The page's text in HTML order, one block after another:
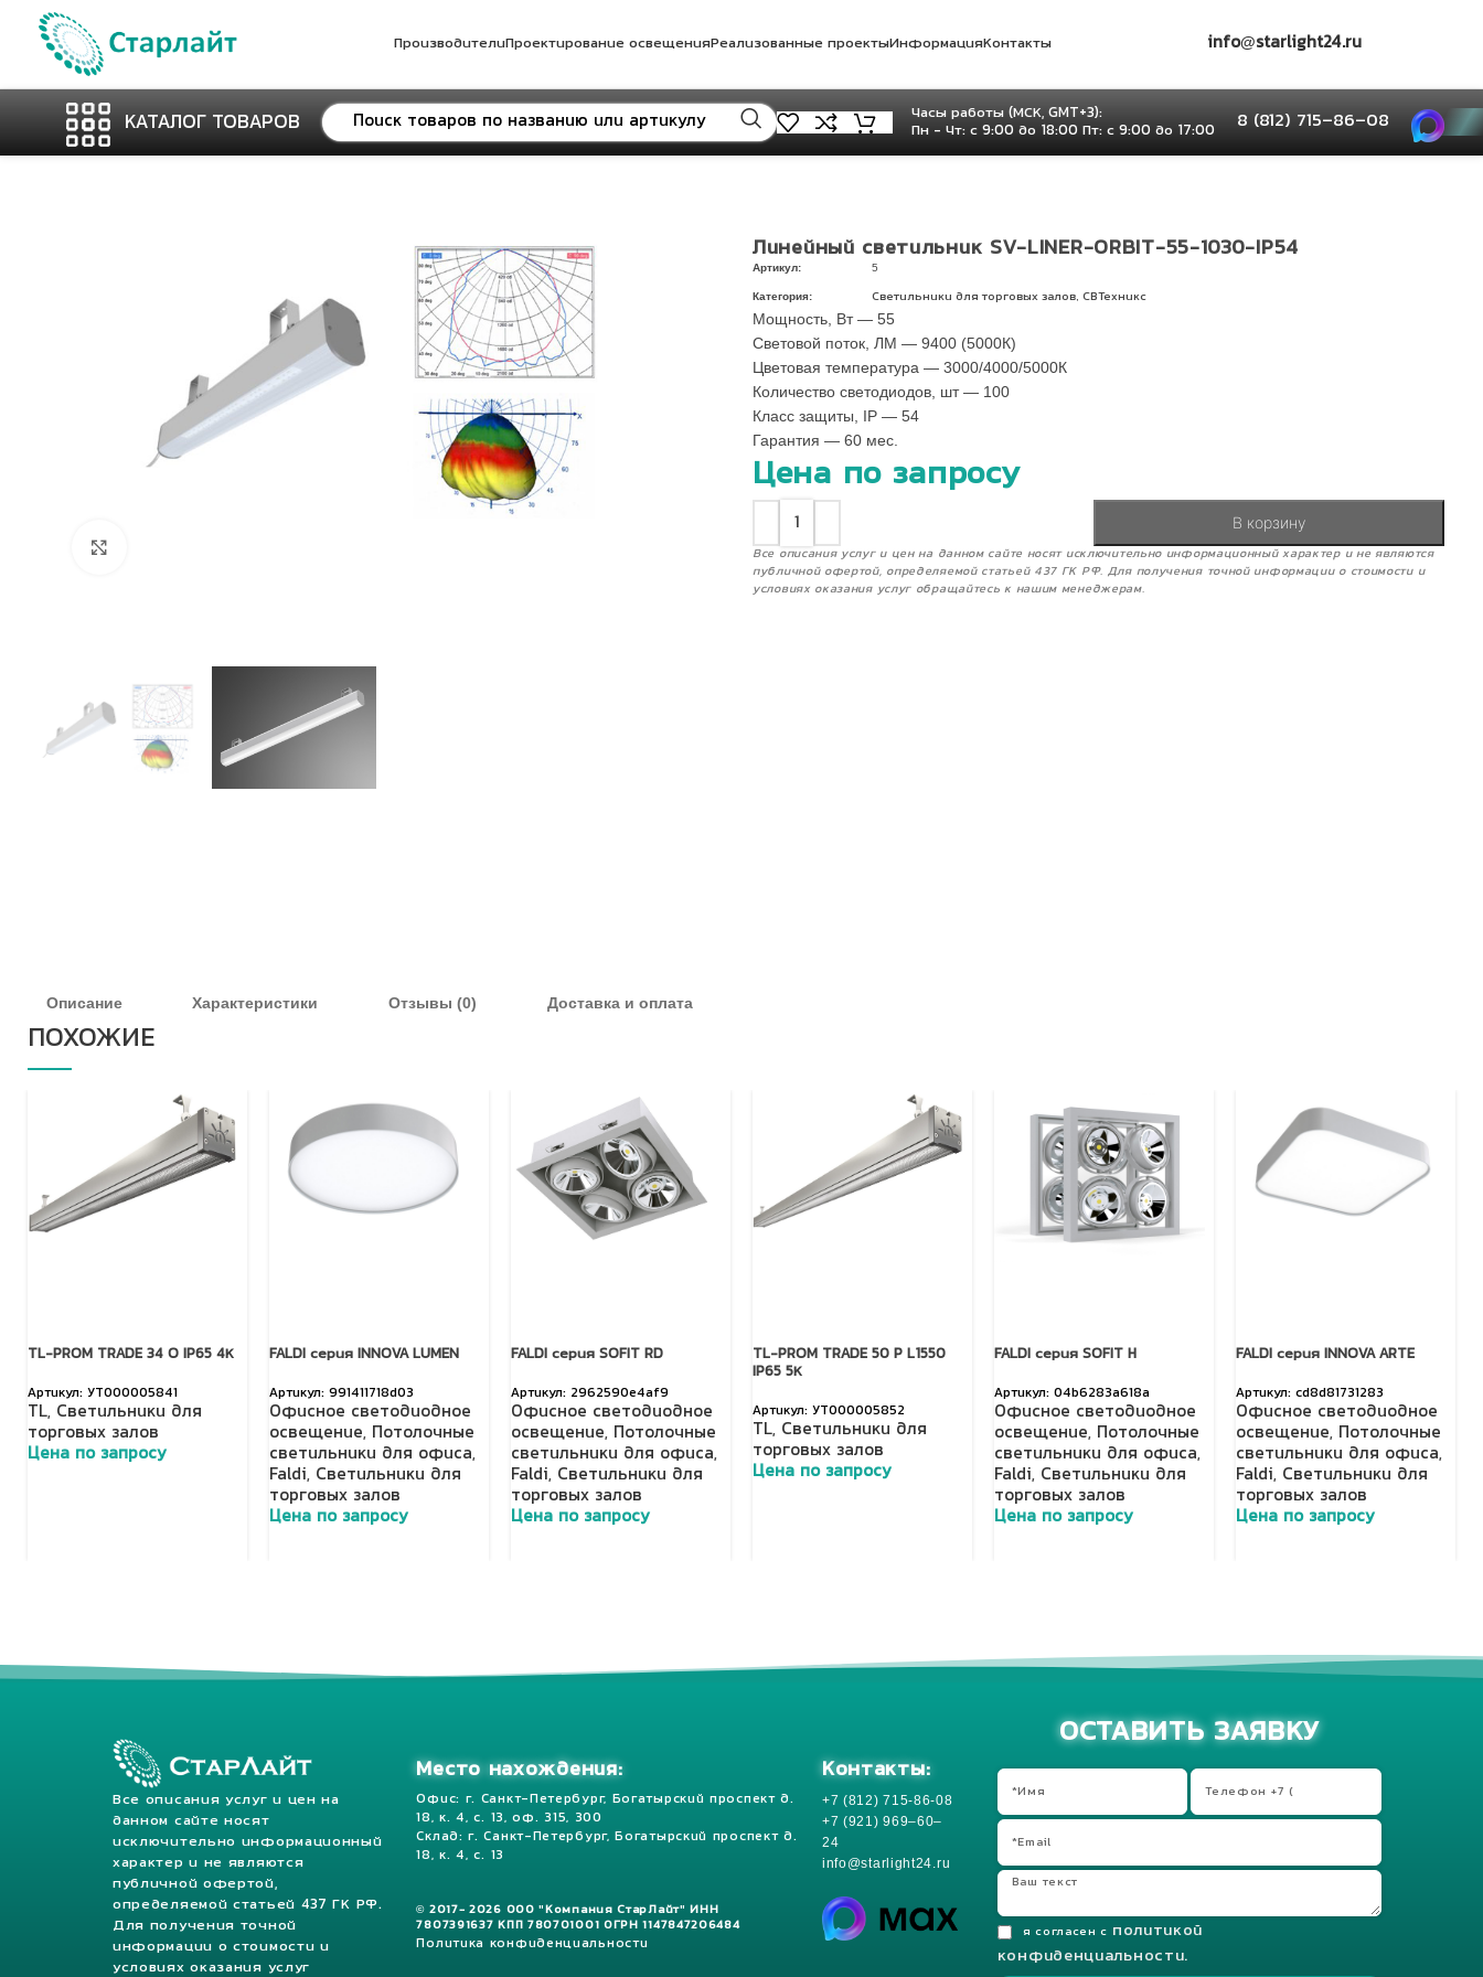
ПроизводителиПроектирование освещенияРеализованные проектыИнформацияКонтакты info@starlight24.ru
КАТАЛОГ ТОВАРОВ
Часы работы (МСК, GMT+3):
Пн - Чт: с 9:00 до 18:00 Пт: с 9:00 до 17:00
8 (812) 715–86–08
Линейный светильник SV-LINER-ORBIT-55-1030-IP54
Артикул: 5
Категория: Светильники для торговых залов СВТехникс
Мощность, Вт — 55
Световой поток, ЛМ — 9400 (5000К)
Цветовая температура — 3000/4000/5000К
Количество светодиодов, шт — 100
Класс защиты, IP — 54
Гарантия — 60 мес.
Цена по запросу
В корзину
Все описания услуг и цен на данном сайте носят исключительно информационный характер и не являются
публичной офертой, определяемой статьей 437 ГК РФ. Для получения точной информации о стоимости и
условиях оказания услуг обращайтесь к нашим менеджерам.
Описание Характеристики Отзывы (0) Доставка и оплата
ПОХОЖИЕ
TL-PROM TRADE 34 O IP65 4К
УТ000005841
TL, Светильники для
торговых залов
Цена по запросу
FALDI серия INNOVA LUMEN
991411718d03
Офисное светодиодное
освещение, Потолочные
светильники для офиса,
Faldi, Светильники для
торговых залов
Цена по запросу
FALDI серия SOFIT RD
2962590e4af9
Офисное светодиодное
освещение, Потолочные
светильники для офиса,
Faldi, Светильники для
торговых залов
Цена по запросу
TL-PROM TRADE 50 P L1550
IP65 5К
УТ000005852
TL, Светильники для
торговых залов
Цена по запросу
FALDI серия SOFIT H
04b6283a618a
Офисное светодиодное
освещение, Потолочные
светильники для офиса,
Faldi, Светильники для
торговых залов
Цена по запросу
FALDI серия INNOVA ARTE
cd8d81731283
Офисное светодиодное
освещение, Потолочные
светильники для офиса,
Faldi, Светильники для
торговых залов
Цена по запросу
Все описания услуг и цен на
данном сайте носят
исключительно информационный
характер и не являются
публичной офертой,
определяемой статьей 437 ГК РФ.
Для получения точной
информации о стоимости и
условиях оказания услуг
Место нахождения:
Офис: г. Санкт-Петербург, Богатырский проспект д.
18, к. 4, с. 13, оф. 315, 300
Склад: г. Санкт-Петербург, Богатырский проспект д.
18, к. 4, с. 13
© 2017- 2026 ООО "Компания СтарЛайт" ИНН
7807391637 КПП 780701001 ОГРН 1147847206484
Политика конфиденциальности
Контакты:
+7 (812) 715-86-08
+7 (921) 969–60–
24
info@starlight24.ru
ОСТАВИТЬ ЗАЯВКУ
я согласен с политикой
конфиденциальности.